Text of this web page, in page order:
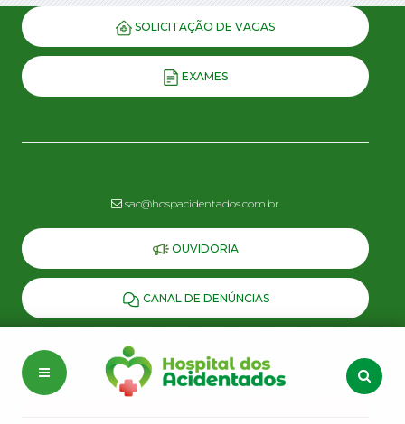
SOLICITAÇÃO DE VAGAS
EXAMES
sac@hospacidentados.com.br
OUVIDORIA
CANAL DE DENÚNCIAS